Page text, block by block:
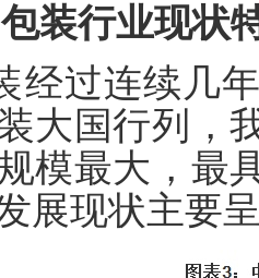
装行业现状
经过连续几
大国行列，
模最大，最
展现状主要